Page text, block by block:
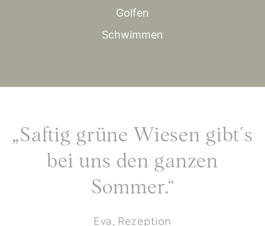
Golfen
Schwimmen
„Saftig grüne Wiesen gibt´s
bei uns den ganzen
Sommer.“
Eva, Rezeption